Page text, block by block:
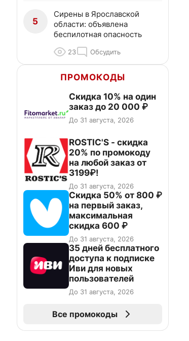
5
Сирены в Ярославской
области: объявлена
беспилотная опасность
23 Обсудить
ПРОМОКОДЫ
Скидка 10% на один
заказ до 20 000 ₽
До 31 августа, 2026
ROSTIC'S - скидка
20% по промокоду
на любой заказ от
3199₽!
До 31 августа, 2026
Скидка 50% от 800 ₽
на первый заказ,
максимальная
скидка 600 ₽
До 31 августа, 2026
35 дней бесплатного
доступа к подписке
Иви для новых
пользователей
До 31 августа, 2026
Все промокоды